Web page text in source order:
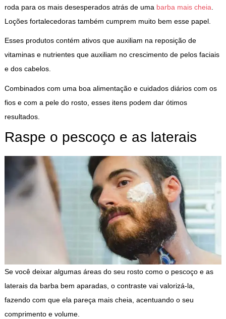
roda para os mais desesperados atrás de uma barba mais cheia
Loções fortalecedorastambém cumprem muito bem esse papel.
Esses produtos contém ativos que auxiliam na reposição de
vitaminas e nutrientes que auxiliam no crescimento de pelos faciais
e dos cabelos.
Combinados com uma boa alimentação e cuidados diários com os
fios e com a pele do rosto, esses itens podem dar ótimos
resultados.
Raspe o pescoço e as laterais
Se você deixar algumas áreas do seu rosto como o pescoço e as
laterais da barba bem aparadas, o contraste vai valorizá-la,
fazendo com que ela pareça mais cheia, acentuando o seu
comprimento e volume.